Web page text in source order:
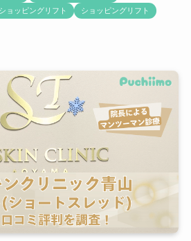
ショッピングリフト
ショッピングリフト